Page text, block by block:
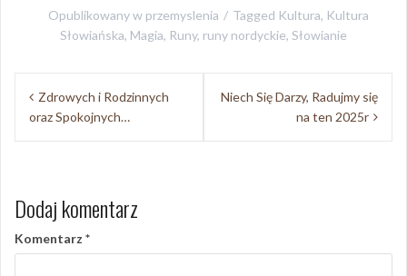
Opublikowany w przemyslenia Tagged Kultura, Kultura
Słowiańska, Magia, Runy, runy nordyckie, Słowianie
Nawigacja
wpisu
Zdrowych i Rodzinnych
oraz Spokojnych…
Niech Się Darzy, Radujmy się
na ten 2025r
Dodaj komentarz
Komentarz *